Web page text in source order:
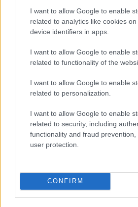
I want to allow Google to enable
related to analytics like cookies
device identifiers in apps.
I want to allow Google to enable
related to functionality of the
I want to allow Google to enable
related to personalization.
I want to allow Google to enable
related to security, including
functionality and fraud
user protection.
CONFIRM
Paks II.: Mit jelent
mérföldköve a
árnyékában?
HÍRLEVÉL
E-mail cím